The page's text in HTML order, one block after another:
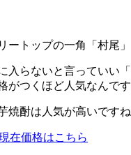
ートップの一角「村尾
入らないと言っていい
がつくほど人気なんで
焼酎は人気が高いです
在価格はこちら